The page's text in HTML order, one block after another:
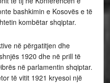
bashkimin e Kosovës e të
kombëtar shqiptar.
në përgatitjen dhe
1920 dhe në prill të
në parlamentin shqiptar.
të vitit 1921 kryesoi një